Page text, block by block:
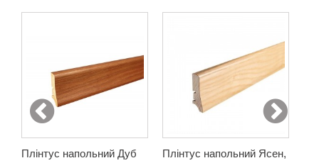
Плінтус напольний Дуб
Плінтус напольний Ясен,